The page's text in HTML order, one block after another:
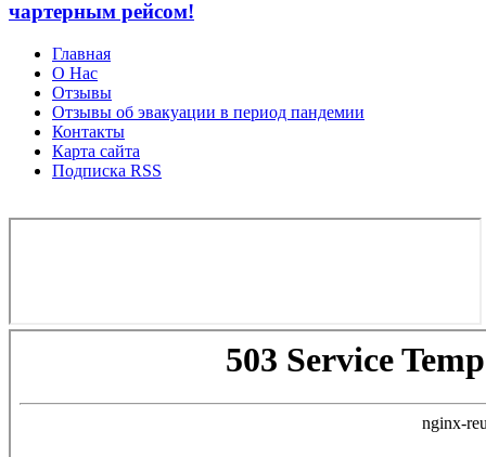
чартерным рейсом!
Главная
О Нас
Отзывы
Отзывы об эвакуации в период пандемии
Контакты
Карта сайта
Подписка RSS